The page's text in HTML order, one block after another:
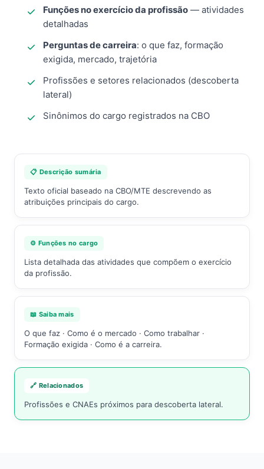
Funções no exercício da profissão — atividades
detalhadas
Perguntas de carreira: o que faz, formação
exigida, mercado, trajetória
Profissões e setores relacionados (descoberta
lateral)
Sinônimos do cargo registrados na CBO
📋 Descrição sumária
Texto oficial baseado na CBO/MTE descrevendo as
atribuições principais do cargo.
⚙️ Funções no cargo
Lista detalhada das atividades que compõem o exercício
da profissão.
📖 Saiba mais
O que faz · Como é o mercado · Como trabalhar ·
Formação exigida · Como é a carreira.
🔗 Relacionados
Profissões e CNAEs próximos para descoberta lateral.